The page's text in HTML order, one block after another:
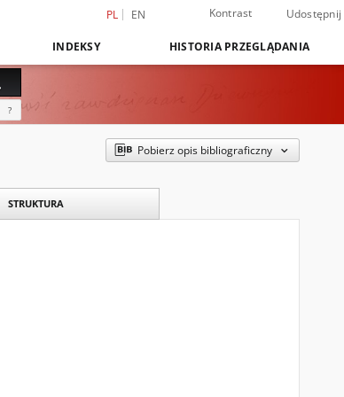
PL EN Kontrast Udostępnij
INDEKSY HISTORIA PRZEGLĄDANIA
?
Pobierz opis bibliograficzny
STRUKTURA